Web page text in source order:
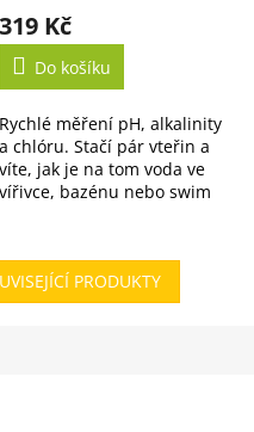
319 Kč
Do košíku
Rychlé měření pH, alkalinity
a chlóru. Stačí pár vteřin a
víte, jak je na tom voda ve
vířivce, bazénu nebo swim
PRODUKTY